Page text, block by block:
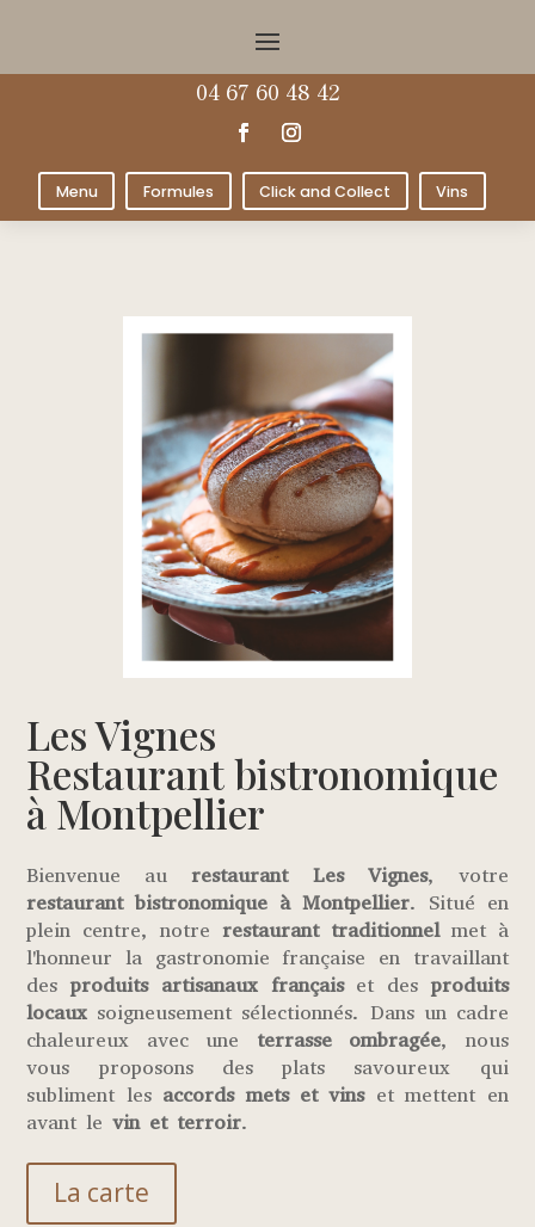
04 67 60 48 42
Menu Formules Click and Collect Vins
Les Vignes
Restaurant bistronomique
à Montpellier
Bienvenue aurestaurant Les Vignes, votre
restaurant bistronomique à Montpellier. Situé en
plein centre, notre restaurant traditionnelmet à
l'honneur la gastronomie française en travaillant
desproduits artisanaux françaiset des produits
locaux soigneusement sélectionnés. Dans un cadre
chaleureux avec une terrasse ombragée, nous
vous proposons des plats savoureux qui
subliment les accords mets et vinset mettent en
avant levin et terroir.
La carte